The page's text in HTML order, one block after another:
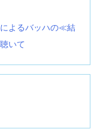
よるバッハの≪結
いて